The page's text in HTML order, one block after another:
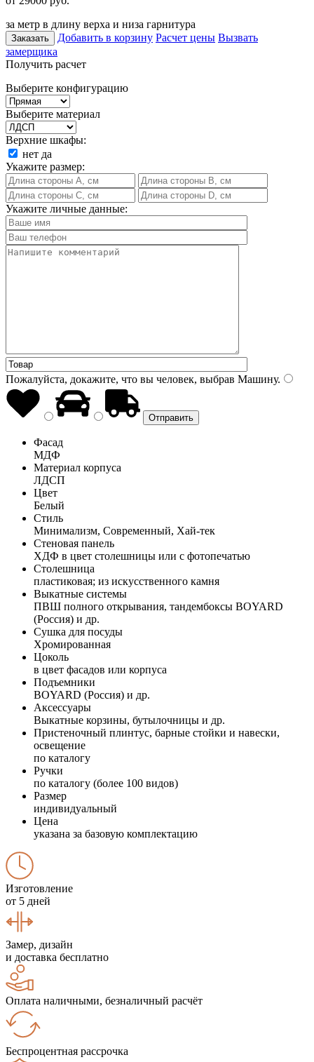
за метр в длину верха и низа гарнитура
Заказать Добавить в корзину Расчет цены Вызвать
замерщика
Получить расчет
Выберите конфигурацию
Выберите материал
Верхние шкафы:
нет да
Укажите размер:
Укажите личные данные:
Пожалуйста, докажите, что вы человек, выбрав Машину.
Фасад
МДФ
Материал корпуса
ЛДСП
Цвет
Белый
Стиль
Минимализм, Современный, Хай-тек
Стеновая панель
ХДФ в цвет столешницы или с фотопечатью
Столешница
пластиковая; из искусственного камня
Выкатные системы
ПВШ полного открывания, тандембоксы BOYARD
(Россия) и др.
Сушка для посуды
Хромированная
Цоколь
в цвет фасадов или корпуса
Подъемники
BOYARD (Россия) и др.
Аксессуары
Выкатные корзины, бутылочницы и др.
Пристеночный плинтус, барные стойки и навески,
освещение
по каталогу
Ручки
по каталогу (более 100 видов)
Размер
индивидуальный
Цена
указана за базовую комплектацию
Изготовление
от 5 дней
Замер, дизайн
и доставка бесплатно
Оплата наличными, безналичный расчёт
Беспроцентная рассрочка